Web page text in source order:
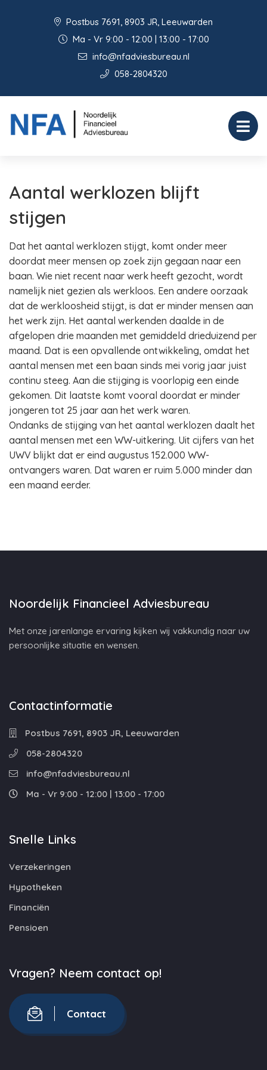
Postbus 7691, 8903 JR, Leeuwarden
Ma - Vr 9:00 - 12:00 | 13:00 - 17:00
info@nfadviesbureau.nl
058-2804320
Aantal werklozen blijft
stijgen
Dat het aantal werklozen stijgt, komt onder meer
doordat meer mensen op zoek zijn gegaan naar een
baan. Wie niet recent naar werk heeft gezocht, wordt
namelijk niet gezien als werkloos. Een andere oorzaak
dat de werkloosheid stijgt, is dat er minder mensen aan
het werk zijn. Het aantal werkenden daalde in de
afgelopen drie maanden met gemiddeld drieduizend per
maand. Dat is een opvallende ontwikkeling, omdat het
aantal mensen met een baan sinds mei vorig jaar juist
continu steeg. Aan die stijging is voorlopig een einde
gekomen. Dit laatste komt vooral doordat er minder
jongeren tot 25 jaar aan het werk waren.
Ondanks de stijging van het aantal werklozen daalt het
aantal mensen met een WW-uitkering. Uit cijfers van het
UWV blijkt dat er eind augustus 152.000 WW-
ontvangers waren. Dat waren er ruim 5.000 minder dan
een maand eerder.
Noordelijk Financieel Adviesbureau
Met onze jarenlange ervaring kijken wij vakkundig naar uw
persoonlijke situatie en wensen.
Contactinformatie
Postbus 7691, 8903 JR, Leeuwarden
058-2804320
info@nfadviesbureau.nl
Ma - Vr 9:00 - 12:00 | 13:00 - 17:00
Snelle Links
Verzekeringen
Hypotheken
Financiën
Pensioen
Vragen? Neem contact op!
Contact